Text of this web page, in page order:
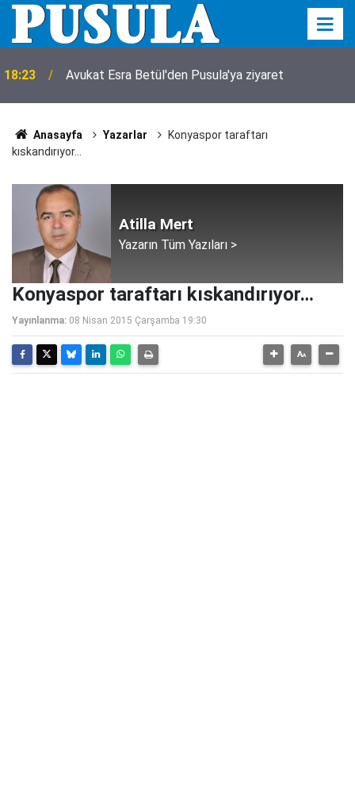
18:23 Avukat Esra Betül'den Pusula'ya ziyaret
Anasayfa Yazarlar
Konyaspor taraftarı
kıskandırıyor…
Atilla Mert
Yazarın Tüm Yazıları >
Konyaspor taraftarı kıskandırıyor…
Yayınlanma: 08 Nisan 2015 Çarşamba 19:30